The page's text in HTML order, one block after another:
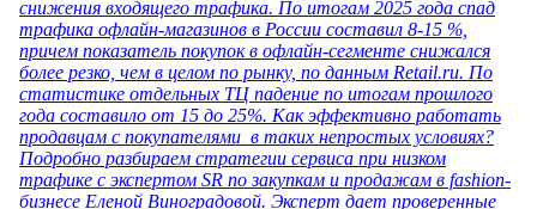
снижения входящего трафика. По итогам 2025 года спад
трафика офлайн-магазинов в России составил 8-15 %,
причем показатель покупок в офлайн-сегменте снижался
более резко, чем в целом по рынку, по данным Retail.ru. По
статистике отдельных ТЦ падение по итогам прошлого
года составило от 15 до 25%. Как эффективно работать
продавцам с покупателями в таких непростых условиях?
Подробно разбираем стратегии сервиса при низком
трафике с экспертом SR по закупкам и продажам в fashion-
бизнесе Еленой Виноградовой. Эксперт дает проверенные